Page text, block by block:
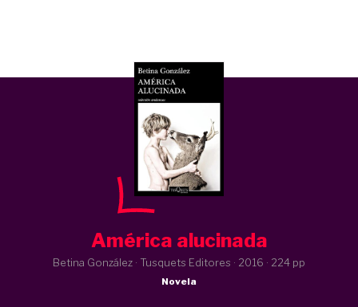
América alucinada
Betina González · Tusquets Editores · 2016 · 224 pp
Novela